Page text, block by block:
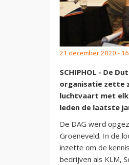
21 december 2020 -
SCHIPHOL - De
organisatie zette
luchtvaart met
leden de laatste
De DAG werd
Groeneveld. In de
inzette om de
bedrijven als KLM,